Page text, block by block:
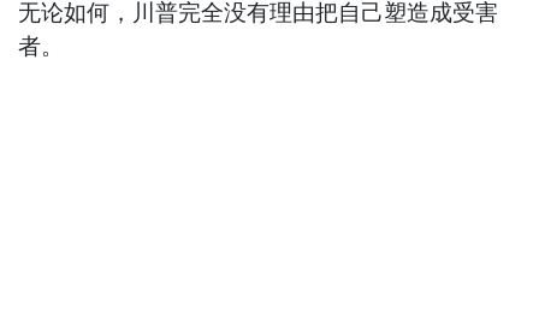
无论如何，川普完全没有理由把自己塑造成受害
者。